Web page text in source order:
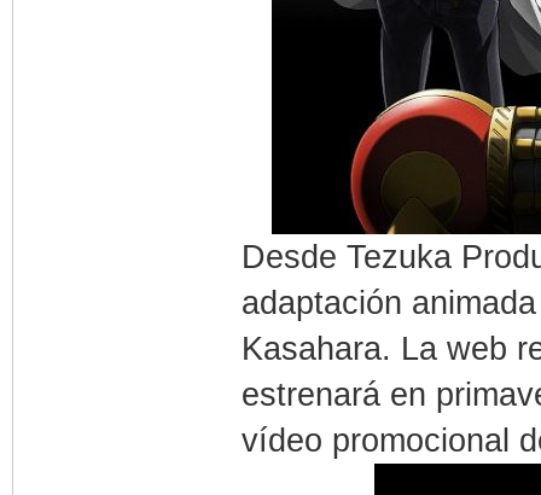
Desde Tezuka
adaptación
Kasahara. La web
estrenará en
vídeo promocional